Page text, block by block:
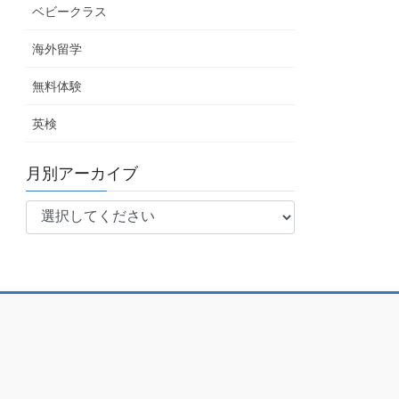
ベビークラス
海外留学
無料体験
英検
月別アーカイブ